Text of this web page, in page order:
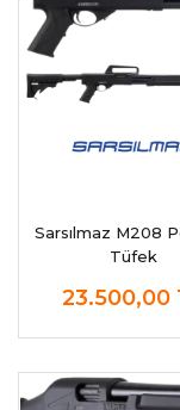
Sarsılmaz M208
Tüfek
23.500,00